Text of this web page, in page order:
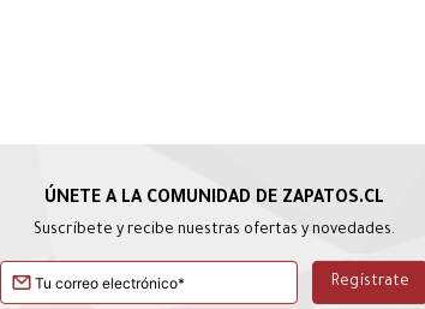
Suscríbete y recibe nuestras ofertas y novedades.